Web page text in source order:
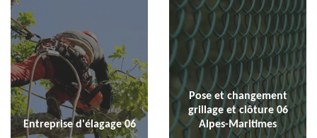
Entreprise d'élagage 06
Pose et changement
grillage et clôture 06
Alpes-Maritimes